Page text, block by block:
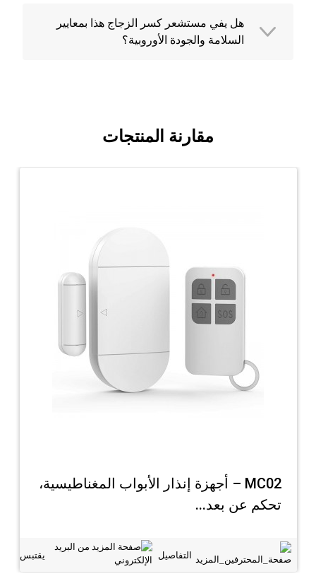
هل يفي مستشعر كسر الزجاج هذا بمعايير
السلامة والجودة الأوروبية؟
مقارنة المنتجات
MC02 – أجهزة إنذار الأبواب المغناطيسية،
تحكم عن بعد...
التفاصيل يقتبس